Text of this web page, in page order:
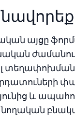
այցը
տեղափոխման
և